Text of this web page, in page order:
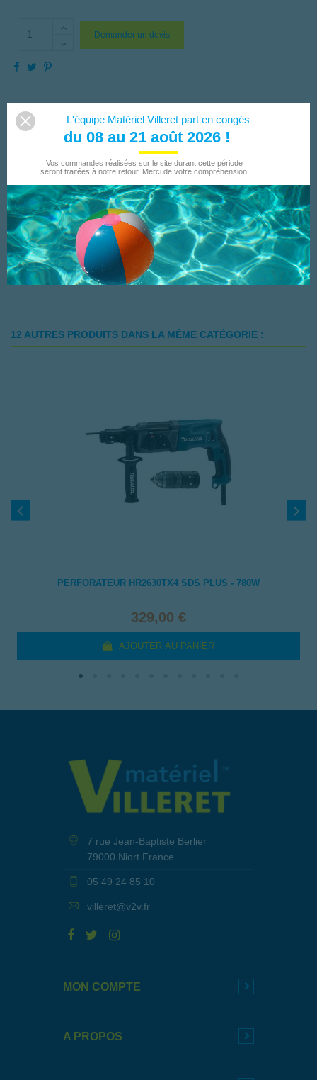
Demander un devis
DESCRIPTION
Coffret ZENTRO PLUS 4X4:
- béton, bâtiment
- 7 forets marteaux SDS plus, 4 taillants
- D 5+6+8 x 110 mm
- D 6+8+10+12 x 160 mm
- en coffret métallique
12 AUTRES PRODUITS DANS LA MÊME CATÉGORIE :
PERFORATEUR HR2630TX4 SDS PLUS - 780W
329,00 €
AJOUTER AU PANIER
7 rue Jean-Baptiste Berlier
79000 Niort France
05 49 24 85 10
villeret@v2v.fr
MON COMPTE
A PROPOS
L'équipe Matériel Villeret part en congés
du 08 au 21 août 2026 !
Vos commandes réalisées sur le site durant cette période
seront traitées à notre retour. Merci de votre compréhension.